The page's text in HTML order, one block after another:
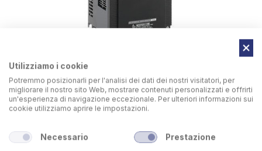
Controllo della velocità di sollevamento delle colonne
tramite inverter VFD
Utilizziamo i cookie
Potremmo posizionarli per l'analisi dei dati dei nostri visitatori, per
migliorare il nostro sito Web, mostrare contenuti personalizzati e offrirti
un'esperienza di navigazione eccezionale. Per ulteriori informazioni sui
cookie utilizziamo aprire le impostazioni.
Necessario Prestazione